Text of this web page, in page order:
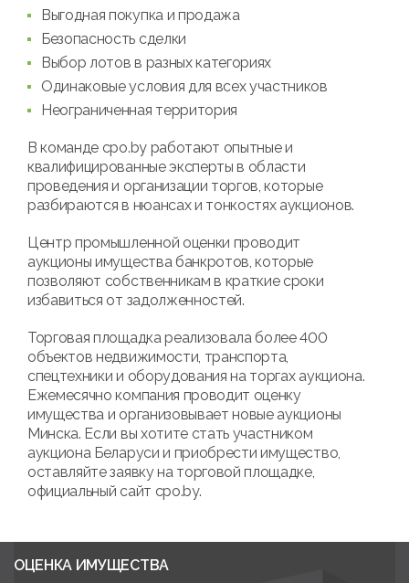
Выгодная покупка и продажа
Безопасность сделки
Выбор лотов в разных категориях
Одинаковые условия для всех участников
Неограниченная территория
В команде cpo.by работают опытные и
квалифицированные эксперты в области
проведения и организации торгов, которые
разбираются в нюансах и тонкостях аукционов.
Центр промышленной оценки проводит
аукционы имущества банкротов, которые
позволяют собственникам в краткие сроки
избавиться от задолженностей.
Торговая площадка реализовала более 400
объектов недвижимости, транспорта,
спецтехники и оборудования на торгах аукциона.
Ежемесячно компания проводит оценку
имущества и организовывает новые аукционы
Минска. Если вы хотите стать участником
аукциона Беларуси и приобрести имущество,
оставляйте заявку на торговой площадке,
официальный сайт cpo.by.
ОЦЕНКА ИМУЩЕСТВА